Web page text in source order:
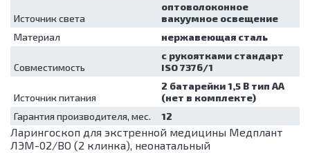
Источник света
оптоволоконное
вакуумное освещение
Материал
нержавеющая сталь
Совместимость
с рукоятками стандарт
ISO 7376/1
Источник питания
2 батарейки 1,5 В тип АА
(нет в комплекте)
Гарантия производителя, мес.
12
Ларингоскоп для экстренной медицины Медплант
ЛЭМ-02/ВО (2 клинка), неонатальный